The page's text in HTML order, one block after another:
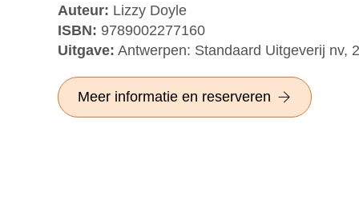
Auteur: Lizzy Doyle
ISBN: 9789002277160
Uitgave: Antwerpen: Standaard Uitgeverij nv,
Meer informatie en reserveren